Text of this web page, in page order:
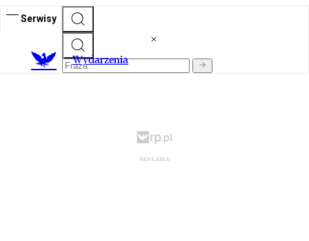
Serwisy
Wydarzenia